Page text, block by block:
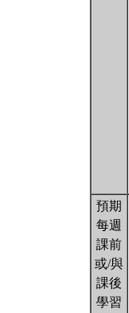
預期
每週
課前
或/與
課後
學習